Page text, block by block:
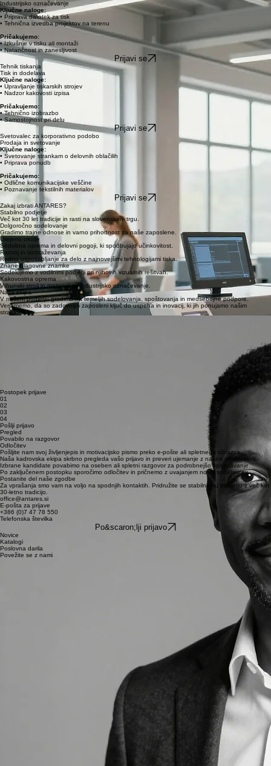
Kariera pri ANTARES
Pridružite se stabilnemu podjetju z več kot 30-letnimi izkušnjami na področju inovativnih rešitev
vizualne prepoznavnosti.
Poglej prosta mesta
Prosta delovna mesta
Sodelavec za vizualne rešitve
Industrijsko označevanje
Ključne naloge:
• Priprava datotek za tisk
• Tehnična izvedba projektov na terenu
Pričakujemo:
• Izkušnje v tisku ali montaži
• Natančnost in zanesljivost
Tehnik tiskanja
Tisk in dodelava
Ključne naloge:
• Upravljanje tiskarskih strojev
• Nadzor kakovosti izpisa
Pričakujemo:
• Tehnično izobrazbo
• Samostojnost pri delu
Svetovalec za korporativno podobo
Prodaja in svetovanje
Ključne naloge:
• Svetovanje strankam o delovnih oblačilih
• Priprava ponudb
Pričakujemo:
• Odlične komunikacijske veščine
• Poznavanje tekstilnih materialov
Prijavi se
Zakaj izbrati ANTARES?
Stabilno podjetje
Več kot 30 let tradicije in rasti na slovenskem trgu.
Dolgoročno sodelovanje
Gradimo trajne odnose in varno prihodnost za naše zaposlene.
Urejeno okolje
Sodobna oprema in delovni pogoji, ki spodbujajo učinkovitost.
Razvoj in izobraževanja
Redno usposabljanje za delo z najnovejšimi tehnologijami tiska.
Znane blagovne znamke
Sodelujemo z vodilnimi podjetji pri njihovih vizualnih rešitvah.
"Delo v podjetju ANTARES mi omogoča nenehen strokovni razvoj in sodelovanje pri vrhunskih
"Cenim transparentnost in spoštljiv odnos, ki ga podjetje goji do vseh članov ekipe že vrsto let."
Ana Horvat
Strokovna sodelavka v komerciali
"Dolgoletna stabilnost podjetja mi zagotavlja varno delovno okolje, kjer se moje bogate izkušnje
resnično cenijo."
Janez Kovač
Tehnični svetovalec
Postopek prijave
01
02
03
04
Pošlji prijavo
Pregled
Povabilo na razgovor
Odločitev
Pošljite nam svoj življenjepis in motivacijsko pismo preko e-pošte ali spletnega obrazca.
Naša kadrovska ekipa skrbno pregleda vašo prijavo in preveri ujemanje z našimi vrednotami.
Izbrane kandidate povabimo na oseben ali spletni razgovor za podrobnejšo spoznavanje.
Po zaključenem postopku sporočimo odločitev in pričnemo z uvajanjem novih sodelavcev.
Postanite del naše zgodbe
Za vprašanja smo vam na voljo na spodnjih kontaktih. Pridružite se stabilnemu podjetju z več kot
30-letno tradicijo.
office@antares.si
E-pošta za prijave
+386 (0)7 47 78 550